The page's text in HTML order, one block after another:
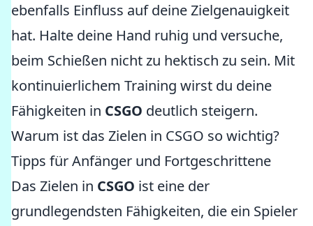
ebenfalls Einfluss auf deine Zielgenauigkeit
hat. Halte deine Hand ruhig und versuche,
beim Schießen nicht zu hektisch zu sein. Mit
kontinuierlichem Training wirst du deine
Fähigkeiten in CSGO deutlich steigern.
Warum ist das Zielen in CSGO so wichtig?
Tipps für Anfänger und Fortgeschrittene
Das Zielen in CSGO ist eine der
grundlegendsten Fähigkeiten, die ein Spieler